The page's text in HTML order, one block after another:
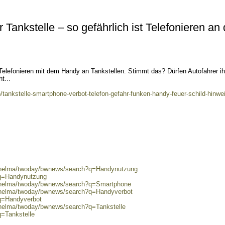
Tankstelle – so gefährlich ist Telefonieren an
mit dem Handy an Tankstellen. Stimmt das? Dürfen Autofahrer
smartphone-verbot-telefon-gefahr-funken-handy-feuer-schild-
twoday/bwnews/search?q=Handynutzung
twoday/bwnews/search?q=Smartphone
twoday/bwnews/search?q=Handyverbot
twoday/bwnews/search?q=Tankstelle